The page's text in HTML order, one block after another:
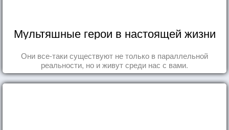
Мультяшные герои в настоящей жизни
Они все-таки существуют не только в параллельной
реальности, но и живут среди нас с вами.